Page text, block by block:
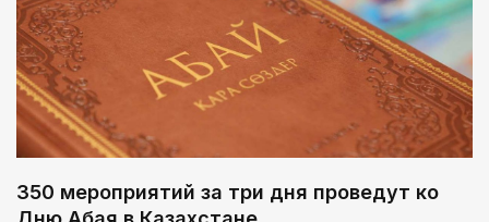
350 мероприятий за три дня проведут ко